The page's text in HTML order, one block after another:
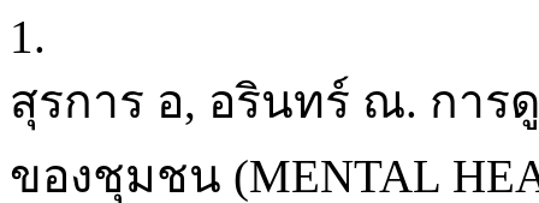
1.
สุรการ อ, อรินทร์ ณ. กา
ของชุมชน (MENTAL